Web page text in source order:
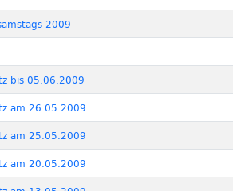
2009
bis 05.06.2009
am 26.05.2009
am 25.05.2009
am 20.05.2009